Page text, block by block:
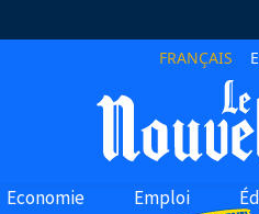
FRANÇAIS
Economie Emploi